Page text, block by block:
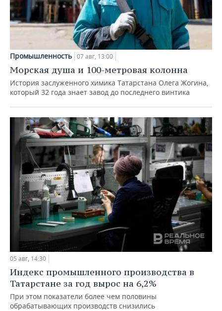
Промышленность 07 авг, 13:00
Морская душа и 100-метровая колонна
История заслуженного химика Татарстана Олега Жогина,
который 32 года знает завод до последнего винтика
05 авг, 14:30
Индекс промышленного производства в
Татарстане за год вырос на 6,2%
При этом показатели более чем половины
обрабатывающих производств снизились